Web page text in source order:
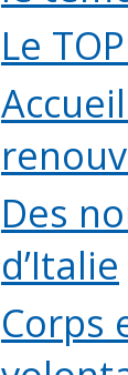
Le
Des
d’Italie
Corps